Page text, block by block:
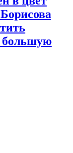
большую